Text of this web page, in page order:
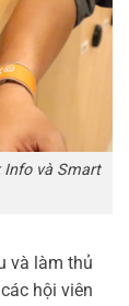
Info và Smart
và làm thủ
hội viên